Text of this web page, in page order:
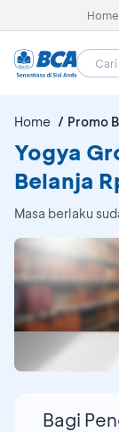
Home
Home Promo
Yogya
Belanja
Masa berlaku
Bagi